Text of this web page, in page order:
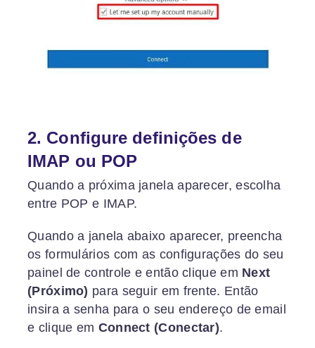
2. Configure definições de
IMAP ou POP
Quando a próxima janela aparecer, escolha
entre POP e IMAP.
Quando a janela abaixo aparecer, preencha
os formulários com as configurações do seu
painel de controle e então clique em Next
(Próximo) para seguir em frente. Então
insira a senha para o seu endereço de email
e clique em Connect (Conectar).